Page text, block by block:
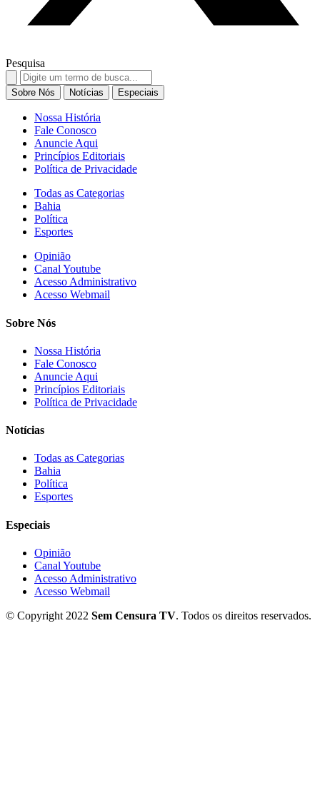
Pesquisa
Search
for:
Sobre Nós Notícias Especiais
Nossa História
Fale Conosco
Anuncie Aqui
Princípios Editoriais
Política de Privacidade
Todas as Categorias
Bahia
Política
Esportes
Opinião
Canal Youtube
Acesso Administrativo
Acesso Webmail
Sobre Nós
Nossa História
Fale Conosco
Anuncie Aqui
Princípios Editoriais
Política de Privacidade
Notícias
Todas as Categorias
Bahia
Política
Esportes
Especiais
Opinião
Canal Youtube
Acesso Administrativo
Acesso Webmail
© Copyright 2022 Sem Censura TV. Todos os direitos reservados.